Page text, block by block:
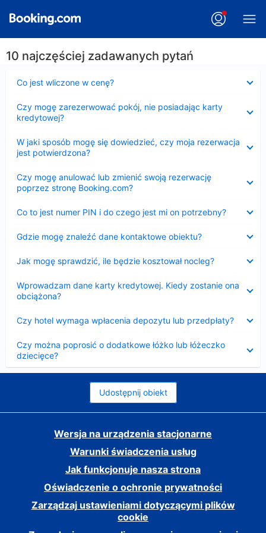
10 najczęściej zadawanych pytań
Co jest wliczone w cenę?
Czy mogę zarezerwować pokój, nie posiadając karty
kredytowej?
W jaki sposób mogę się dowiedzieć, czy moja rezerwacja
jest potwierdzona?
Czy mogę anulować lub zmienić swoją rezerwację
poprzez stronę Booking.com?
Co to jest numer PIN i do czego jest mi on potrzebny?
Gdzie mogę znaleźć dane kontaktowe obiektu?
Jak mogę sprawdzić, ile będzie kosztował nocleg?
Wprowadzam dane karty kredytowej. Kiedy zostanie ona
obciążona?
Czy hotel wymaga wpłacenia depozytu lub przedpłaty?
Czy można poprosić o dodatkowe łóżko lub łóżeczko
dziecięce?
Udostępnij obiekt
Wersja na urządzenia stacjonarne
Warunki świadczenia usług
Jak funkcjonuje nasza strona
Oświadczenie o ochronie prywatności
Zarządzaj ustawieniami dotyczącymi plików
cookie